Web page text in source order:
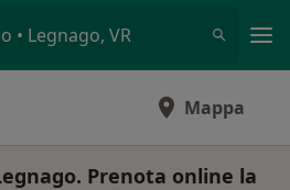
• Legnago, VR
Mappa
Prenota online la